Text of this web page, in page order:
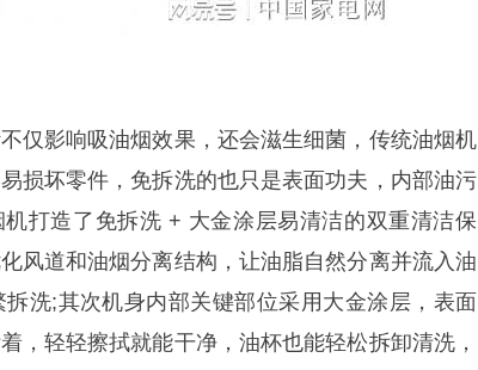
影响吸油烟效果，还会滋生细菌，传统油烟机
损坏零件，免拆洗的也只是表面功夫，内部油污
打造了免拆洗 + 大金涂层易清洁的双重清洁保
风道和油烟分离结构，让油脂自然分离并流入油
洗;其次机身内部关键部位采用大金涂层，表面
，轻轻擦拭就能干净，油杯也能轻松拆卸清洗，